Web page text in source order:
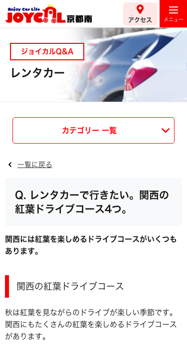
アクセス
ジョイカルQ&A
レンタカー
カテゴリー 一覧
一覧に戻る
レンタカーで行きたい。関西の
紅葉ドライブコース4つ。
関西には紅葉を楽しめるドライブコースがいくつも
あります。
関西の紅葉ドライブコース
秋は紅葉を見ながらのドライブが楽しい季節です。
関西にもたくさんの紅葉を楽しめるドライブコース
があります。